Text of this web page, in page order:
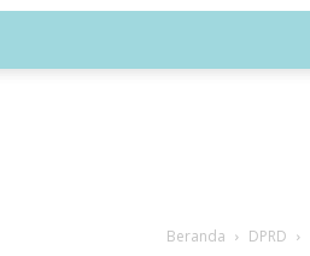
Beranda DPRD